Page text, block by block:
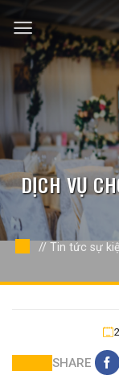
qua
nội
dung
DỊCH VỤ
// Tin tức sự
SHARE